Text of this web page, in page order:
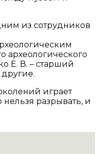
из сотрудников
археологического
Е. В. – старший
играет
разрывать, и